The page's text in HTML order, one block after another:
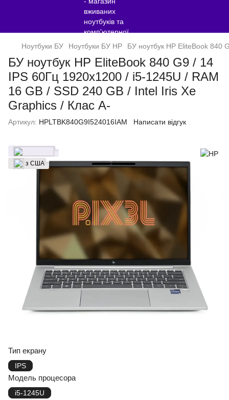
Ноутбуки БУ Ноутбуки БУ HP БУ ноутбук HP EliteBook 840
БУ ноутбук HP EliteBook 840 G9 / 14
IPS 60Гц 1920x1200 / i5-1245U / RAM
16 GB / SSD 240 GB / Intel Iris Xe
Graphics / Клас A-
Артикул: HPLTBK840G9I524016IAM Написати відгук
з США
Тип екрану
IPS
Модель процесора
i5-1245U